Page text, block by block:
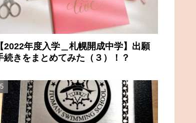
【2022年度入学＿札幌開成中学】出願
続きをまとめてみた（３）！？